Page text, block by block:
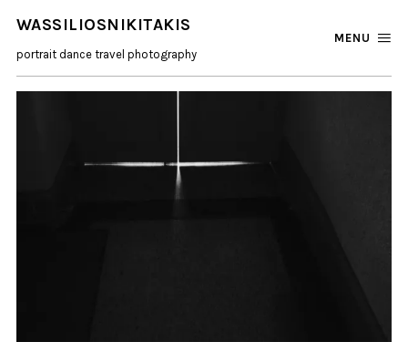
WASSILIOSNIKITAKIS
portrait dance travel photography
MENU